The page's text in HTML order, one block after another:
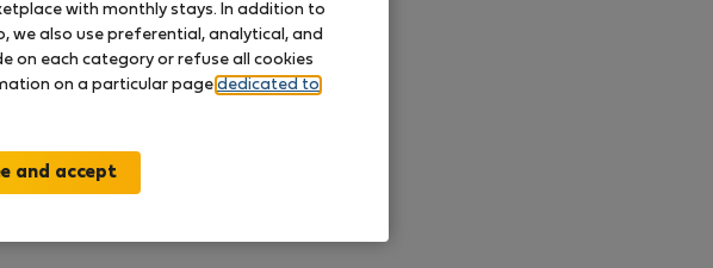
with monthly stays. In addition to
also use preferential, analytical, and
on each category or refuse all cookies
on a particular page dedicated to